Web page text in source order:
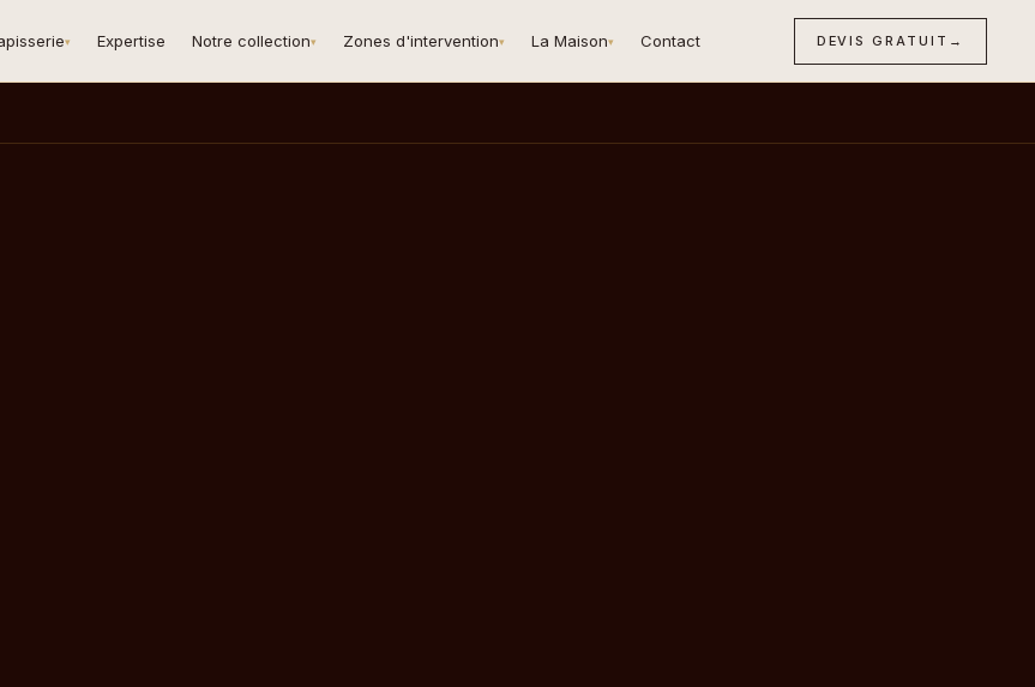
▾ Expertise Notre collection▾ Zones d'intervention▾ La Maison▾ Contact DEVIS GRATUIT →